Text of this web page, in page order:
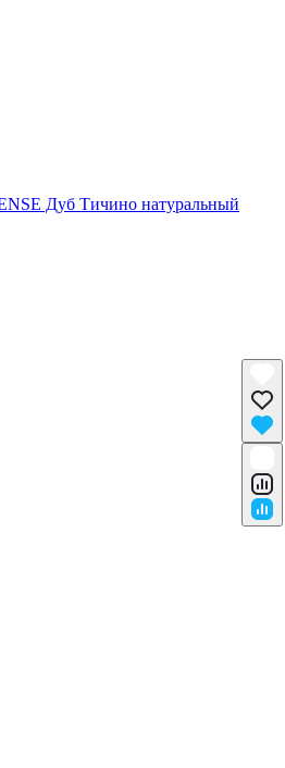
Дуб Тичино натуральный